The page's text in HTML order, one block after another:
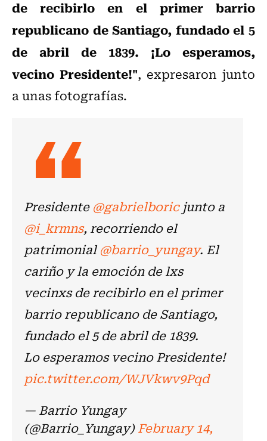
de recibirlo en el primer barrio
republicano de Santiago, fundado el 5
de abril de 1839. ¡Lo esperamos,
vecino Presidente!", expresaron junto
a unas fotografías.
Presidente@gabrielboricjunto a
@i_krmns, recorriendo el
patrimonial@barrio_yungay. El
cariño y la emoción de lxs
vecinxs de recibirlo en el primer
barrio republicano de Santiago,
fundado el 5 de abril de 1839.
Lo esperamos vecino Presidente!
pic.twitter.com/WJVkwv9Pqd
— Barrio Yungay
(@Barrio_Yungay)February 14,